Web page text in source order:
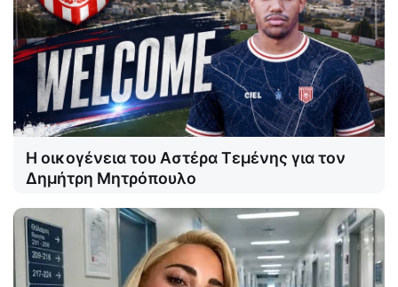
Η οικογένεια του Αστέρα Τεμένης για τον
Δημήτρη Μητρόπουλο